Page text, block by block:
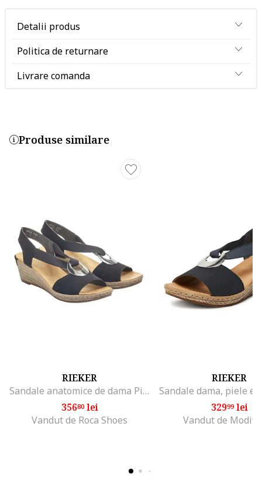
Detalii produs
Politica de returnare
Livrare comanda
Produse similare
RIEKER
Sandale anatomice de dama Piele ecologica, Negru, Negru
35680lei
Vandut de Roca Shoes
RIEKER
32999lei
Vandut de